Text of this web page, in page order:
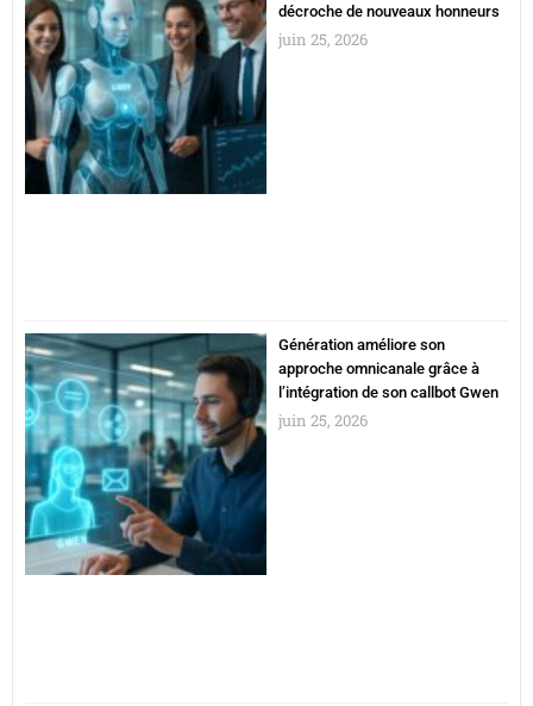
décroche de nouveaux honneurs
juin 25, 2026
Génération améliore son
approche omnicanale grâce à
l’intégration de son callbot Gwen
juin 25, 2026